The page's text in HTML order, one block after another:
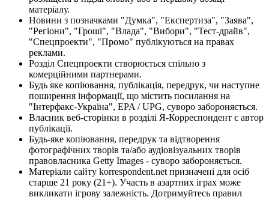
матеріалу.
Новини з позначками "Думка", "Експертиза", "Заява",
"Регіони", "Гроші", "Влада", "Вибори", "Тест-драйв",
"Спецпроекти", "Промо" публікуються на правах
реклами.
Розділ Спецпроекти створюється спільно з
комерційними партнерами.
Будь яке копіювання, публікація, передрук, чи наступне
поширення інформації, що містить посилання на
"Інтерфакс-Україна", EPA / UPG, суворо забороняється.
Власник веб-сторінки в розділі Я-Корреспондент є автор
публікації.
Будь-яке копіювання, передрук та відтворення
фотографічних творів та/або аудіовізуальних творів
правовласника Getty Images - суворо забороняється.
Матеріали сайту korrespondent.net призначені для осіб
старше 21 року (21+). Участь в азартних іграх може
викликати ігрову залежність. Дотримуйтесь правил